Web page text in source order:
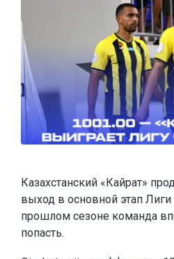
Казахстанский «Кайрат»
выход в основной этап
прошлом сезоне команда
попасть.